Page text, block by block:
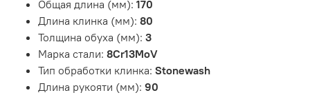
Общая длина (мм): 170
Длина клинка (мм): 80
Толщина обуха (мм): 3
Марка стали: 8Cr13MoV
Тип обработки клинка: Stonewash
Длина рукояти (мм): 90